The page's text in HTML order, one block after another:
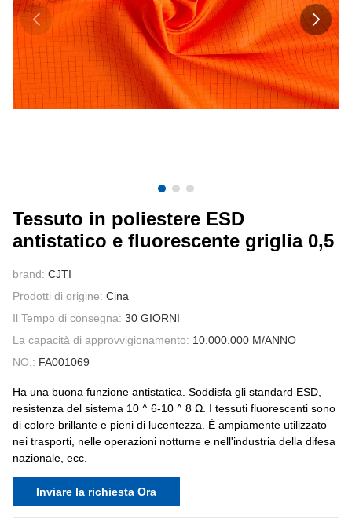
NOTIZIE
INDUSTRIA
CONTATTATECI
Tessuto in poliestere ESD
antistatico e fluorescente griglia 0,5
brand: CJTI
Prodotti di origine: Cina
Il Tempo di consegna: 30 GIORNI
La capacità di approvvigionamento: 10.000.000 M/ANNO
NO.: FA001069
Ha una buona funzione antistatica. Soddisfa gli standard ESD,
resistenza del sistema 10 ^ 6-10 ^ 8 Ω. I tessuti fluorescenti sono
di colore brillante e pieni di lucentezza. È ampiamente utilizzato
nei trasporti, nelle operazioni notturne e nell'industria della difesa
nazionale, ecc.
Inviare la richiesta Ora